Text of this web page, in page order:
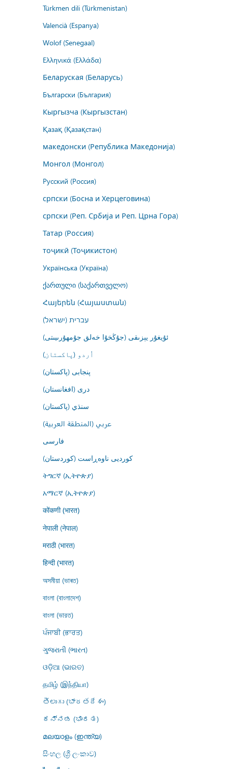
Türkmen dili (Türkmenistan)
Valencià (Espanya)
Wolof (Senegaal)
Ελληνικά (Ελλάδα)
Беларуская (Беларусь)
Български (България)
Кыргызча (Кыргызстан)
Қазақ (Қазақстан)
македонски (Република Македонија)
Монгол (Монгол)
Русский (Россия)
српски (Босна и Херцеговина)
српски (Реп. Србија и Реп. Црна Гора)
Татар (Россия)
тоҷикӣ (Тоҷикистон)
Українська (Україна)
ქართული (საქართველო)
Հայերեն (Հայաստան)
עברית (ישראל)
ئۇيغۇر يېزىقى (جۇڭخۇا خەلق جۇمھۇرىيىتى)
اُردو (پاکستان)
پنجابی (پاکستان)
درى (افغانستان)
سنڌي (پاکستان)
عربي (المنطقة العربية)
فارسى
کوردیی ناوەڕاست (کوردستان)
ትግርኛ (ኢትዮጵያ)
አማርኛ (ኢትዮጵያ)
कोंकणी (भारत)
नेपाली (नेपाल)
मराठी (भारत)
हिन्दी (भारत)
অসমীয়া (ভাৰত)
বাংলা (বাংলাদেশ)
বাংলা (ভারত)
ਪੰਜਾਬੀ (ਭਾਰਤ)
ગુજરાતી (ભારત)
ଓଡ଼ିଆ (ଭାରତ)
தமிழ் (இந்தியா)
తెలుగు (భారతదేశం)
ಕನ್ನಡ (ಭಾರತ)
മലയാളം (ഇന്ത്യ)
සිංහල (ශ්‍රී ලංකාව)